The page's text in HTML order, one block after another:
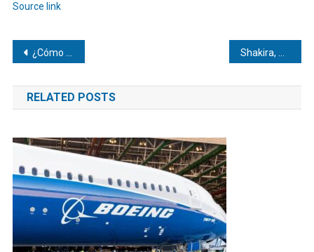
Source link
Navegación
de
entradas
¿Cómo la orina puede convertirse en fertilizante? Wasted tiene la respuesta
RELATED POSTS